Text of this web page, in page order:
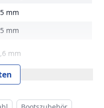
mm
mm
mm
Edelstahl